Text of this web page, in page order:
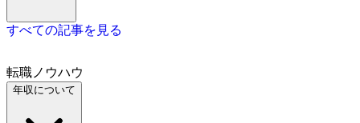
すべての記事を見る
転職ノウハウ
年収について